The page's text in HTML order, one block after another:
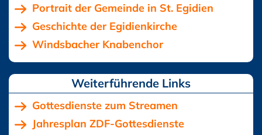
Portrait der Gemeinde in St. Egidien
Geschichte der Egidienkirche
Windsbacher Knabenchor
Gottesdienste zum Streamen
Jahresplan ZDF-Gottesdienste